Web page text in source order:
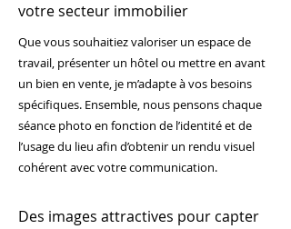
votre secteur immobilier
Que vous souhaitiez valoriser un espace de
travail, présenter un hôtel ou mettre en avant
un bien en vente, je m’adapte à vos besoins
spécifiques. Ensemble, nous pensons chaque
séance photo en fonction de l’identité et de
l’usage du lieu afin d’obtenir un rendu visuel
cohérent avec votre communication.
Des images attractives pour capter